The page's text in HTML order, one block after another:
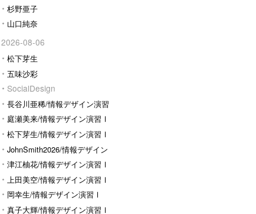
杉野亜子
山口純奈
2026-08-06
松下芽生
五味沙彩
SocialDesign
長谷川亜稀/情報デザイン演習
Ⅰ 庭瀬美来/情報デザイン演習Ⅰ
松下芽生/情報デザイン演習Ⅰ
JohnSmith2026/情報デザイン
演習I
津江柚花/情報デザイン演習Ⅰ
上田美空/情報デザイン演習Ⅰ
岡幸生/情報デザイン演習Ⅰ
真子大輝/情報デザイン演習Ⅰ